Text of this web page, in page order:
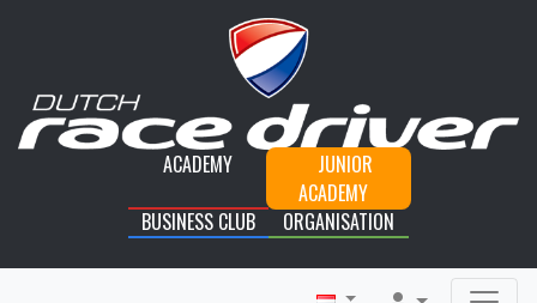
ACADEMY
JUNIOR
ACADEMY
BUSINESS CLUB
ORGANISATION